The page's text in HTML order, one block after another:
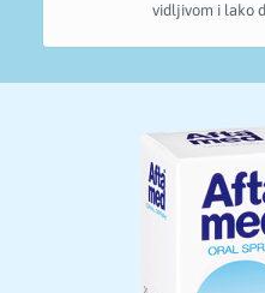
vidljivom i lako